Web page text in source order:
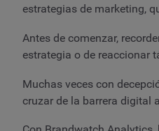
estrategias de marketing,
Antes de comenzar,
estrategia o de reaccionar
Muchas veces con
cruzar de la barrera digital